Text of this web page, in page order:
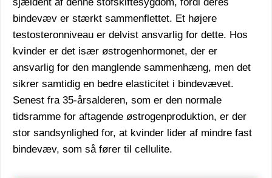
bindevæv er stærkt sammenflettet. Et højere
testosteronniveau er delvist ansvarlig for dette. Hos
kvinder er det især østrogenhormonet, der er
ansvarlig for den manglende sammenhæng, men det
sikrer samtidig en bedre elasticitet i bindevævet.
Senest fra 35-årsalderen, som er den normale
tidsramme for aftagende østrogenproduktion, er der
stor sandsynlighed for, at kvinder lider af mindre fast
bindevæv, som så fører til cellulite.